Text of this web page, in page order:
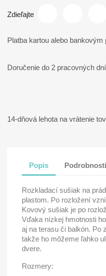
Zdieľajte
Platba kartou alebo bankovým
Doručenie do 2 pracovných dní
14-dňová lehota na vrátenie
Popis
Rozkladací sušiak na
plastom. Po rozložení
Kovový sušiak je po
Vďaka nízkej hmotnosti
aj na terasu či balkón. Po
takže ho môžeme ľahko
dvere.
Rozmery: